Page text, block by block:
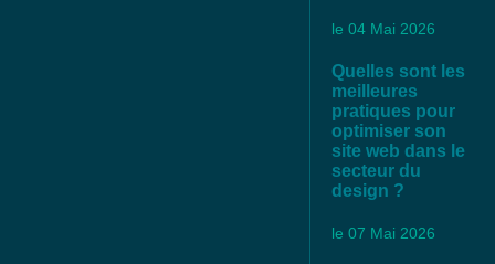
le 04 Mai 2026
Quelles sont les
meilleures
pratiques pour
optimiser son
site web dans le
secteur du
design ?
le 07 Mai 2026